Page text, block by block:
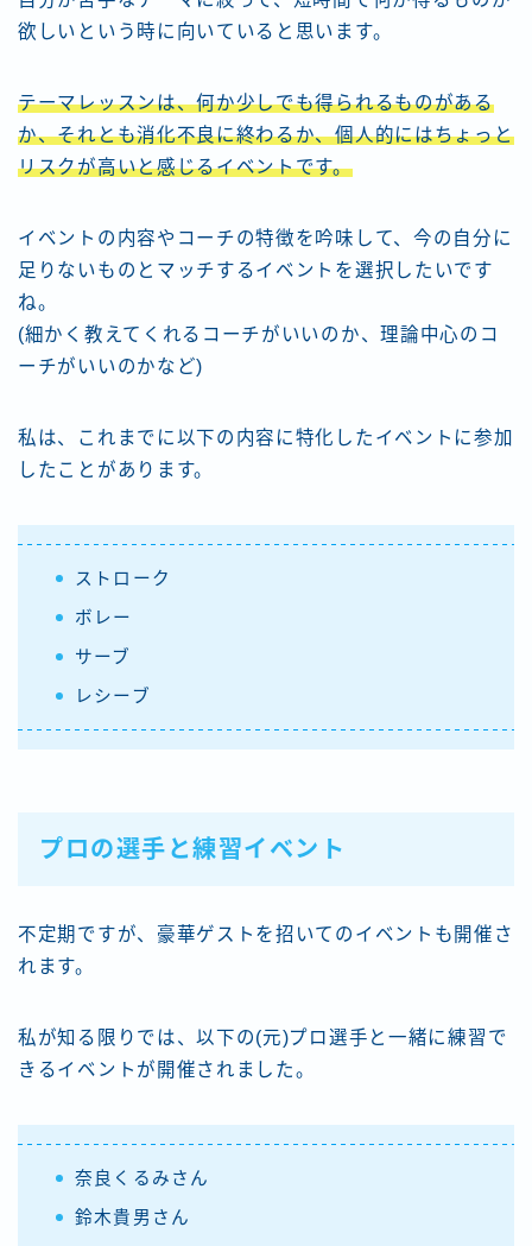
欲しいという時に向いていると思います。
テーマレッスンは、何か少しでも得られるものがある
か、それとも消化不良に終わるか、個人的にはちょっと
リスクが高いと感じるイベントです。
イベントの内容やコーチの特徴を吟味して、今の自分に
足りないものとマッチするイベントを選択したいです
ね。
(細かく教えてくれるコーチがいいのか、理論中心のコ
ーチがいいのかなど)
私は、これまでに以下の内容に特化したイベントに参加
したことがあります。
ストローク
ボレー
サーブ
レシーブ
プロの選手と練習イベント
不定期ですが、豪華ゲストを招いてのイベントも開催さ
れます。
私が知る限りでは、以下の(元)プロ選手と一緒に練習で
きるイベントが開催されました。
奈良くるみさん
鈴木貴男さん